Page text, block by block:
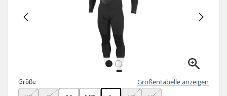
Größe Größentabelle anzeigen